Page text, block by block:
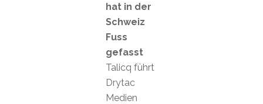
hat in der
Schweiz
Fuss
gefasst
Talicq führt
Drytac
Medien